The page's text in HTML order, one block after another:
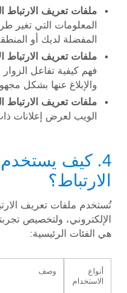
ملفات تعريف الارتباط
المعلومات التي تغير
المفضلة لديك أو
ملفات تعريف الارتباط
فهم كيفية تفاعل
والإبلاغ عنها بشكل
ملفات تعريف الارتباط
الويب لعرض إعلانات
4. كيف
الارتباط؟
تُستخدم ملفات تعريف
الإلكتروني، ولتخصيص
هي الفئات الرئيسية:
أنواع
الاستخدام
وصف